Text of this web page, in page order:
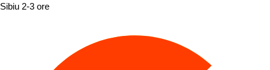
Sibiu 2-3 ore